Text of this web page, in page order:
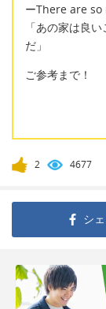
ーThere are
「あの家は良
だ」
ご参考まで！
2 4677
シ